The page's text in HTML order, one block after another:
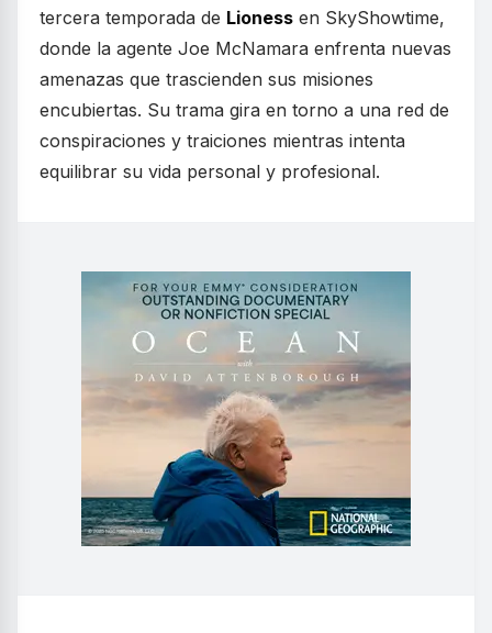
tercera temporada de Lioness en SkyShowtime,
donde la agente Joe McNamara enfrenta nuevas
amenazas que trascienden sus misiones
encubiertas. Su trama gira en torno a una red de
conspiraciones y traiciones mientras intenta
equilibrar su vida personal y profesional.